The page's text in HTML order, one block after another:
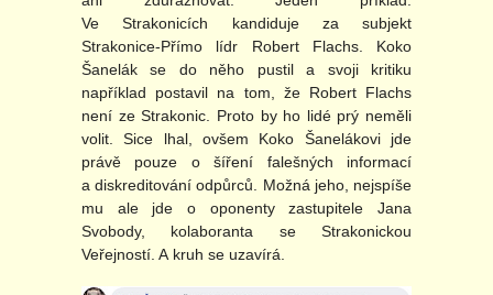
Ve Strakonicích kandiduje za subjekt
Strakonice-Přímo lídr Robert Flachs. Koko
Šanelák se do něho pustil a svoji kritiku
například postavil na tom, že Robert Flachs
není ze Strakonic. Proto by ho lidé prý neměli
volit. Sice lhal, ovšem Koko Šanelákovi jde
právě pouze o šíření falešných informací
a diskreditování odpůrců. Možná jeho, nejspíše
mu ale jde o oponenty zastupitele Jana
Svobody, kolaboranta se Strakonickou
Veřejností. A kruh se uzavírá.